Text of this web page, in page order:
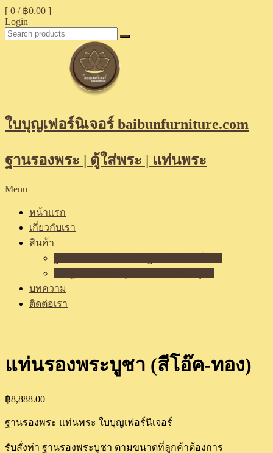
[ 0 / ฿0.00 ]
Login
ใบบุญเฟอร์นิเจอร์ baibunfurniture.com
ฐานรองพระ | ตู้ใส่พระ | แท่นพระ
Menu
หน้าแรก
เกี่ยวกับเรา
สินค้า
บทความ
ติดต่อเรา
แท่นรองพระบูชา (สีโอ๊ค-ทอง)
฿8,888.00
ฐานรองพระ แท่นพระ ใบบุญเฟอร์นิเจอร์
รับสั่งทำ ฐานรองพระบูชา ตามขนาดที่ลูกค้าต้องการ